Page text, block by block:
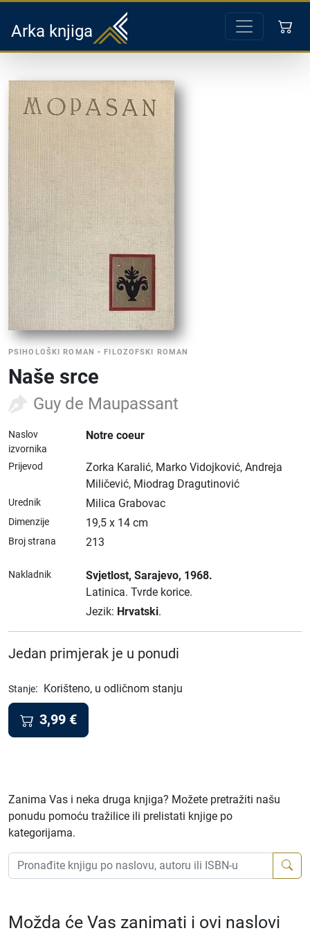
Arka knjiga
PSIHOLOŠKI ROMAN •FILOZOFSKI ROMAN
Naše srce
Guy de Maupassant
Naslov
izvornika
Notre coeur
Prijevod
Zorka Karalić, Marko Vidojković, Andreja
Miličević, Miodrag Dragutinović
Urednik Milica Grabovac
Dimenzije 19,5 x 14 cm
Broj strana 213
Nakladnik Svjetlost, Sarajevo, 1968.
Latinica. Tvrde korice.
Jezik: Hrvatski.
Jedan primjerak je u ponudi
Stanje: Korišteno, u odličnom stanju
3,99 €
Zanima Vas i neka druga knjiga? Možete pretražiti našu
ponudu pomoću tražilice ili prelistati knjige po
kategorijama.
Možda će Vas zanimati i ovi naslovi